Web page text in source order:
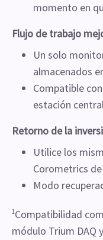
momento en
Flujo de trabajo
Un solo
almacenados
Compatible
estación
Retorno de la
Utilice los
Corometrics
Modo
1Compatibilidad
módulo Trium DAQ